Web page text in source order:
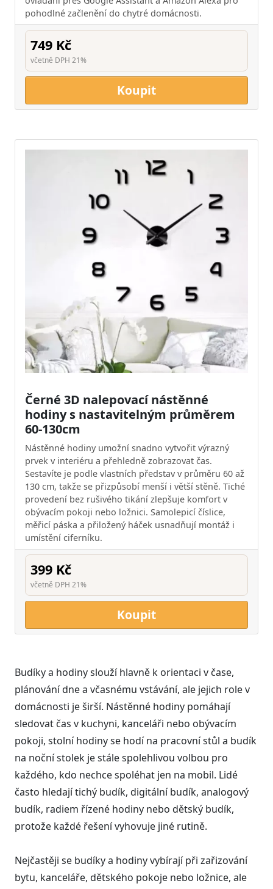
pohodlné začlenění do chytré domácnosti.
749 Kč
včetně DPH 21%
Koupit
Černé 3D nalepovací nástěnné
hodiny s nastavitelným průměrem
60-130cm
Nástěnné hodiny umožní snadno vytvořit výrazný
prvek v interiéru a přehledně zobrazovat čas.
Sestavíte je podle vlastních představ v průměru 60 až
130 cm, takže se přizpůsobí menší i větší stěně. Tiché
provedení bez rušivého tikání zlepšuje komfort v
obývacím pokoji nebo ložnici. Samolepicí číslice,
měřicí páska a přiložený háček usnadňují montáž i
umístění ciferníku.
399 Kč
včetně DPH 21%
Koupit
Budíky a hodiny slouží hlavně k orientaci v čase,
plánování dne a včasnému vstávání, ale jejich role v
domácnosti je širší. Nástěnné hodiny pomáhají
sledovat čas v kuchyni, kanceláři nebo obývacím
pokoji, stolní hodiny se hodí na pracovní stůl a budík
na noční stolek je stále spolehlivou volbou pro
každého, kdo nechce spoléhat jen na mobil. Lidé
často hledají tichý budík, digitální budík, analogový
budík, radiem řízené hodiny nebo dětský budík,
protože každé řešení vyhovuje jiné rutině.
Nejčastěji se budíky a hodiny vybírají při zařizování
bytu, kanceláře, dětského pokoje nebo ložnice, ale